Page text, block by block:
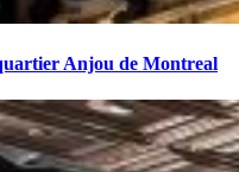
Anjou de Montreal